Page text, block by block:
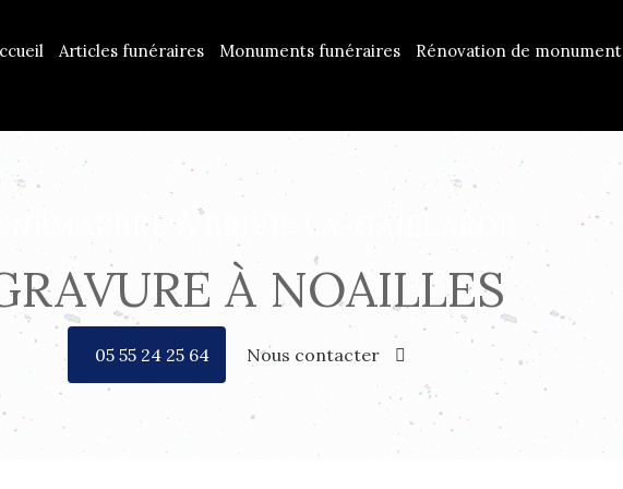
Articles funéraires Monuments funéraires Rénovation de monument
À BRIVE-LA-GAILLARDE
À NOAILLES
05 55 24 25 64 Nous contacter